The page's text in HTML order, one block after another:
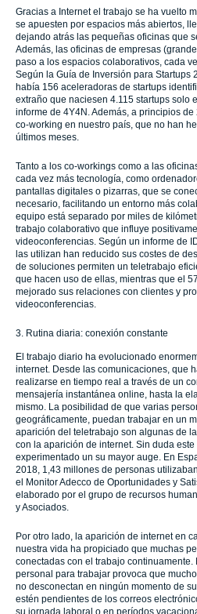
Gracias a Internet el trabajo se ha vuelto
se apuesten por espacios más abiertos,
dejando atrás las pequeñas oficinas que
Además, las oficinas de empresas
paso a los espacios colaborativos, cada
Según la Guía de Inversión para Startups
había 156 aceleradoras de startups
extraño que naciesen 4.115 startups solo
informe de 4Y4N. Además, a principios
co-working en nuestro país, que no han
últimos meses.
Tanto a los co-workings como a las
cada vez más tecnología, como
pantallas digitales o pizarras, que se
necesario, facilitando un entorno más
equipo está separado por miles de
trabajo colaborativo que influye
videoconferencias. Según un informe de
las utilizan han reducido sus costes de
de soluciones permiten un teletrabajo
que hacen uso de ellas, mientras que el
mejorado sus relaciones con clientes y
videoconferencias.
3. Rutina diaria: conexión constante
El trabajo diario ha evolucionado
internet. Desde las comunicaciones, que
realizarse en tiempo real a través de un
mensajería instantánea online, hasta la
mismo. La posibilidad de que varias
geográficamente, puedan trabajar en un
aparición del teletrabajo son algunas de
con la aparición de internet. Sin duda
experimentado un su mayor auge. En
2018, 1,43 millones de personas
el Monitor Adecco de Oportunidades y
elaborado por el grupo de recursos
y Asociados.
Por otro lado, la aparición de internet en
nuestra vida ha propiciado que muchas
conectadas con el trabajo
personal para trabajar provoca que
no desconectan en ningún momento de
estén pendientes de los correos
su jornada laboral o en períodos